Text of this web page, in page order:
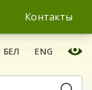
Контакты
БЕЛ ENG
обращение к